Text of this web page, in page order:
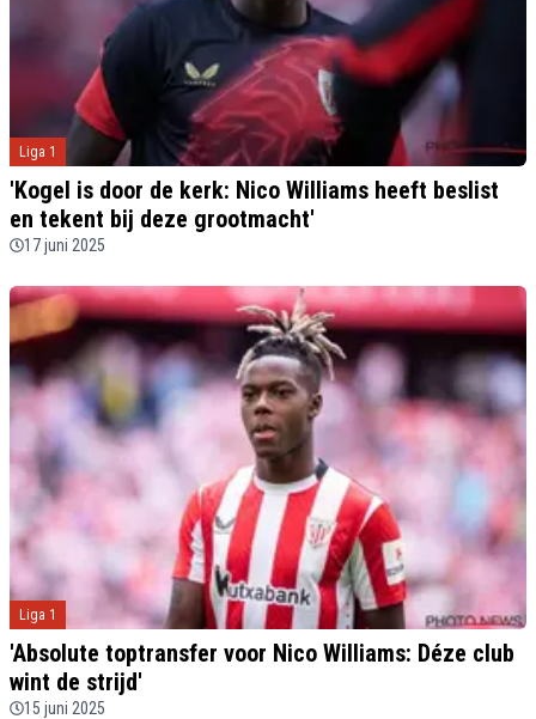
Liga 1
'Kogel is door de kerk: Nico Williams heeft beslist
en tekent bij deze grootmacht'
17 juni 2025
Liga 1
'Absolute toptransfer voor Nico Williams: Déze club
wint de strijd'
15 juni 2025